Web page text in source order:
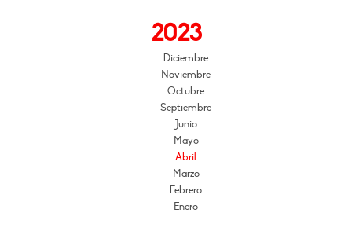
2023
Diciembre
Noviembre
Octubre
Septiembre
Junio
Mayo
Abril
Marzo
Febrero
Enero